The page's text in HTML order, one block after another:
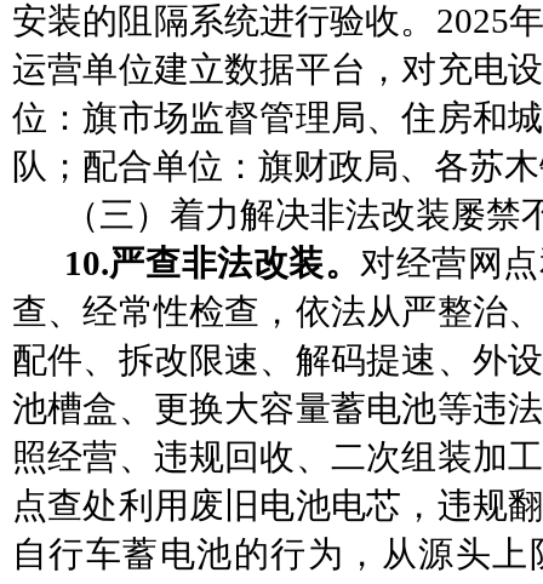
安装的阻隔系统进行验收。2025
运营单位建立数据平台，对充电
位：旗市场监督管理局、住房和
队；配合单位：旗财政局、各苏
（三）着力解决非法改装屡禁
10.严查非法改装。 对经营网
查、经常性检查，依法从严整治
配件、拆改限速、解码提速、外
池槽盒、更换大容量蓄电池等违
照经营、违规回收、二次组装加
点查处利用废旧电池电芯，违规
自行车蓄电池的行为，从源头